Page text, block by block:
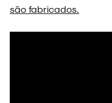
são fabricados.